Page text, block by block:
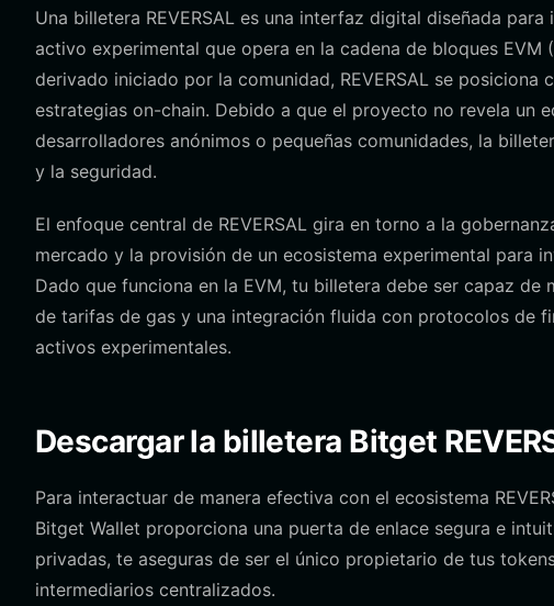
Una billetera REVERSAL es una interfaz digital diseñada
activo experimental que opera en la cadena de bloques
derivado iniciado por la comunidad, REVERSAL se
estrategias on-chain. Debido a que el proyecto no revela un
desarrolladores anónimos o pequeñas comunidades, la
y la seguridad.
El enfoque central de REVERSAL gira en torno a la
mercado y la provisión de un ecosistema experimental para
Dado que funciona en la EVM, tu billetera debe ser capaz
de tarifas de gas y una integración fluida con protocolos de
activos experimentales.
Descargar la billetera Bitget
Para interactuar de manera efectiva con el ecosistema
Bitget Wallet proporciona una puerta de enlace segura e
privadas, te aseguras de ser el único propietario de tus
intermediarios centralizados.